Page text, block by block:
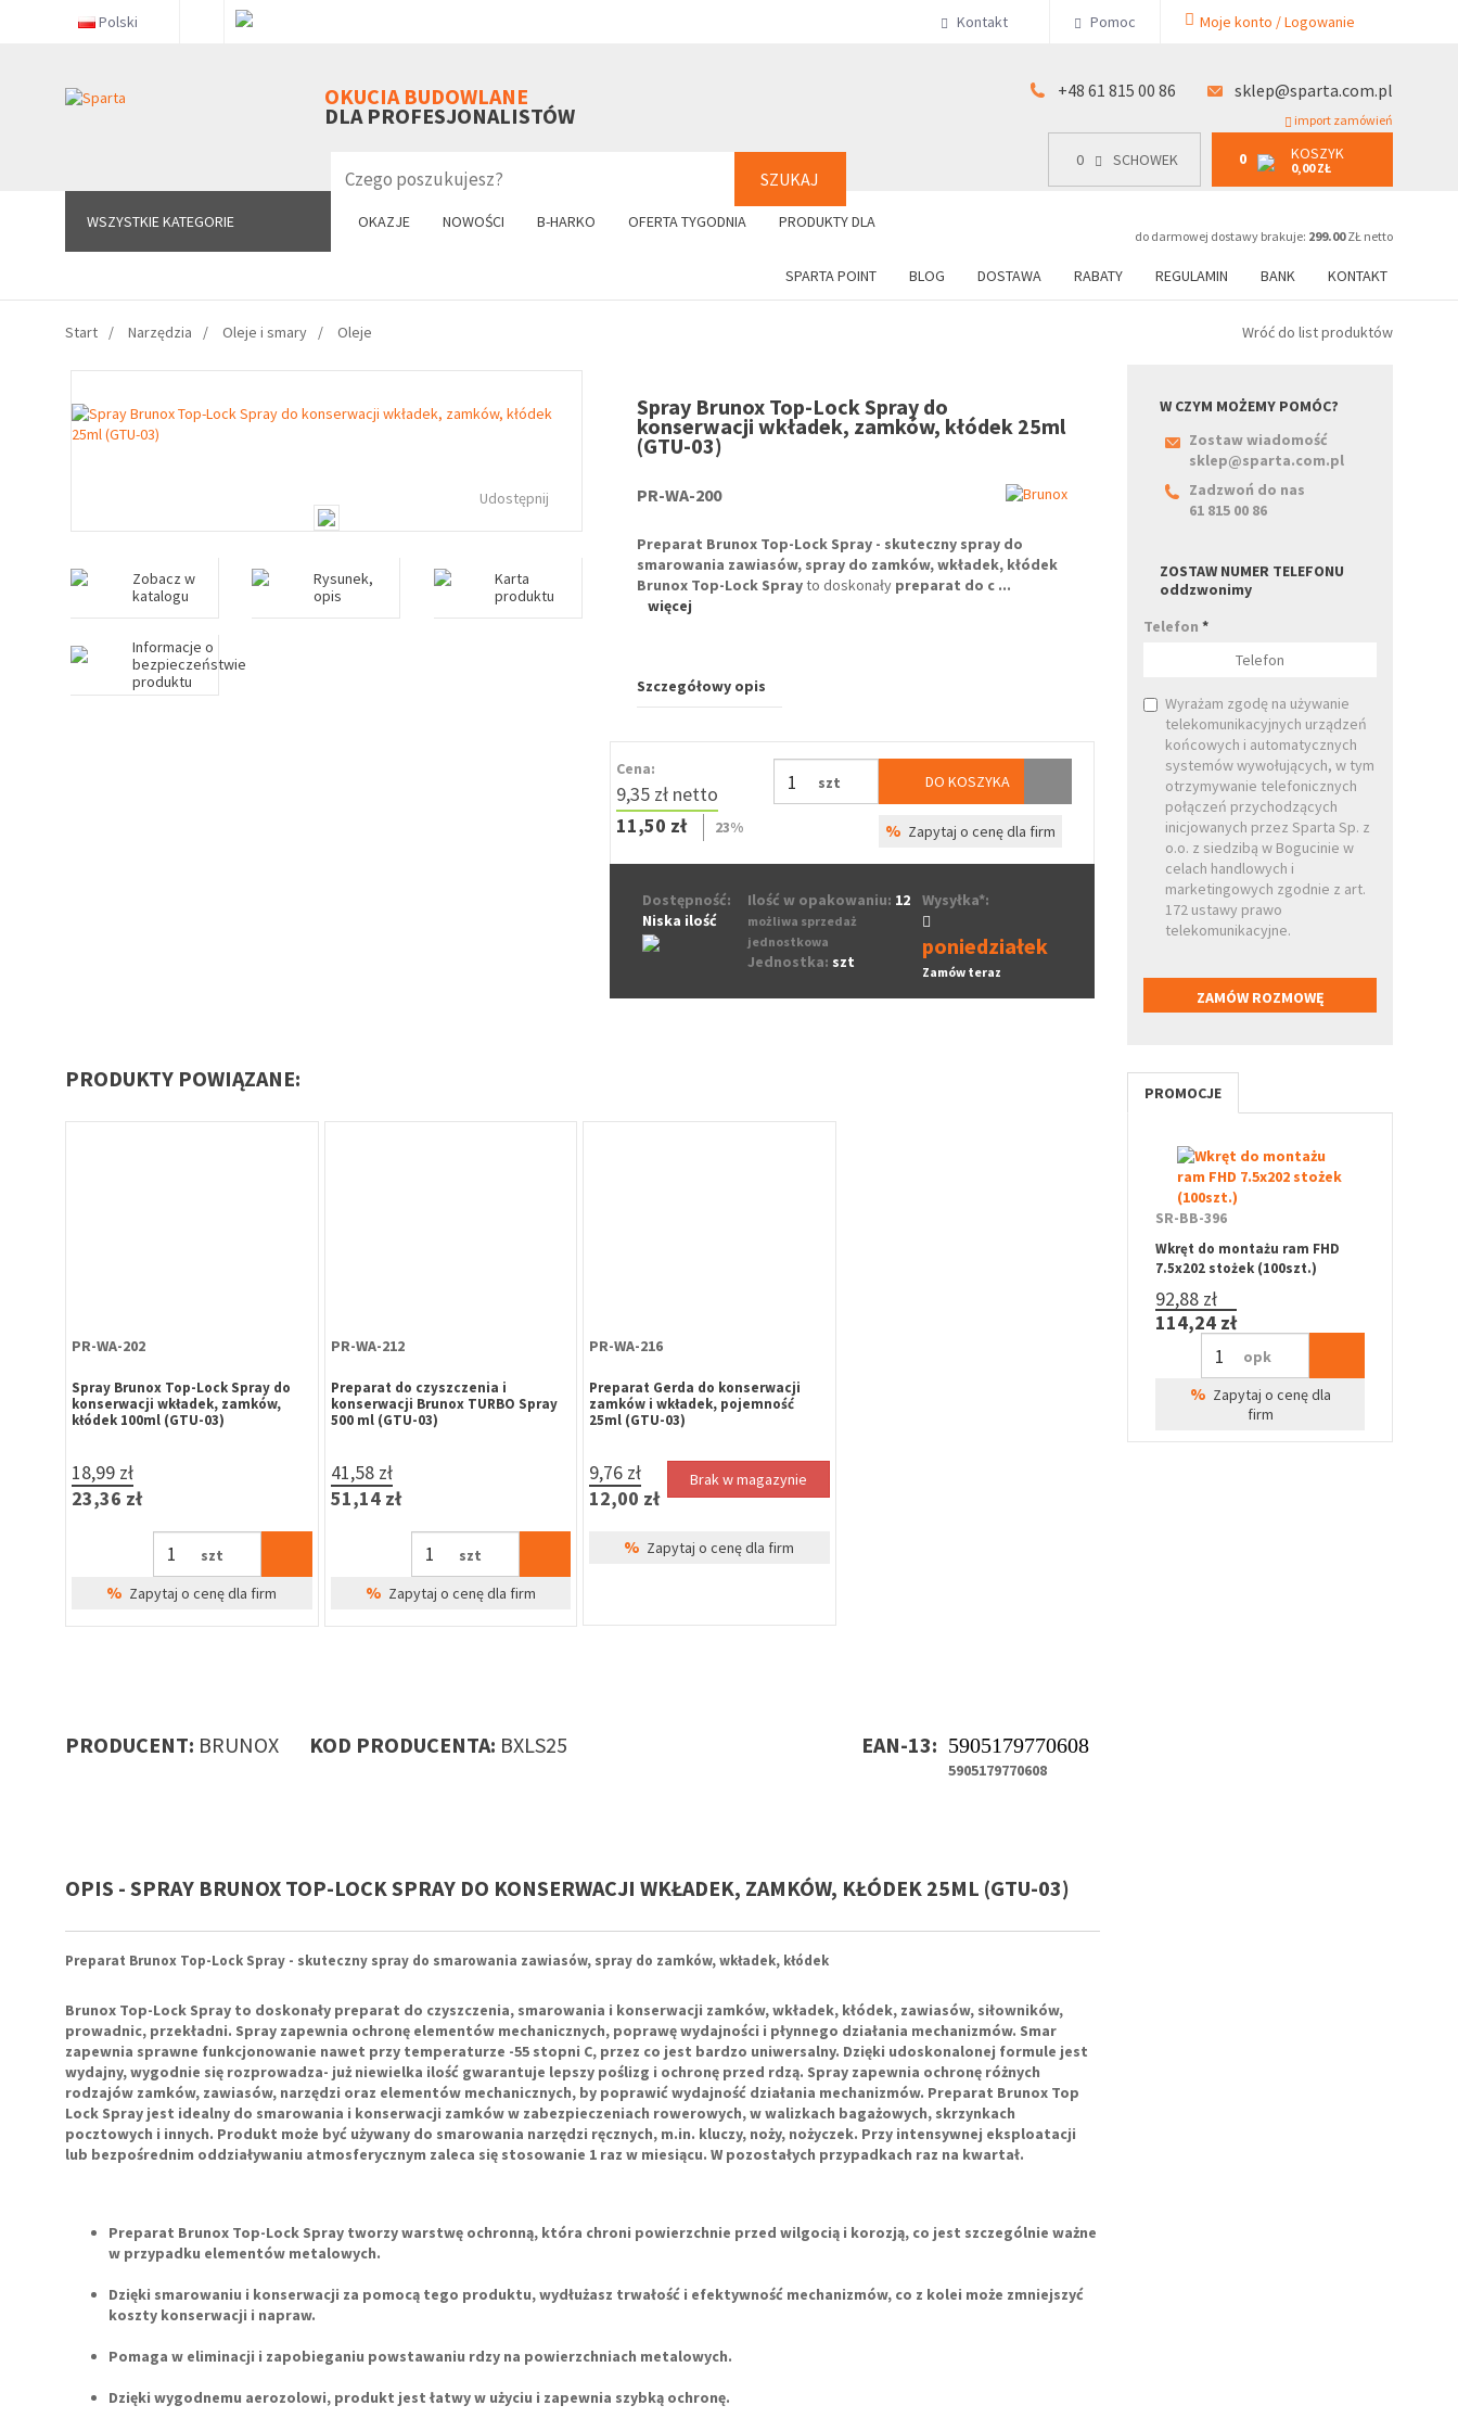
Polski Kontakt Pomoc Moje konto / Logowanie
OKUCIA BUDOWLANE
DLA PROFESJONALISTÓW
SZUKAJ
+48 61 815 00 86 sklep@sparta.com.pl
import zamówień
0 SCHOWEK 0 KOSZYK
0,00 ZŁ
do darmowej dostawy brakuje: 299.00ZŁ netto
WSZYSTKIE KATEGORIE OKAZJE NOWOŚCI B-HARKO OFERTA TYGODNIA PRODUKTY DLA
SPARTA POINT BLOG DOSTAWA RABATY REGULAMIN BANK KONTAKT
WSZYSTKIE KATEGORIE 0 SCHOWEK 0 KOSZYK
0,00 ZŁ
+48 61 815 00 86
Start Narzędzia Oleje i smary Oleje Wróć do list produktów
Udostępnij
Zobacz w
katalogu
Rysunek,
opis
Karta
produktu
Informacje o
bezpieczeństwie
produktu
Spray Brunox Top-Lock Spray do
konserwacji wkładek, zamków, kłódek 25ml
(GTU-03)
PR-WA-200
Preparat Brunox Top-Lock Spray - skuteczny spray do
smarowania zawiasów, spray do zamków, wkładek, kłódek
Brunox Top-Lock Sprayto doskonały preparat do c ...
więcej
Szczegółowy opis
Cena:
9,35 zł netto
11,50 zł
23%
szt DO KOSZYKA
% Zapytaj o cenę dla firm
Dostępność:
Niska ilość
Ilość w opakowaniu: 12
możliwa sprzedaż
jednostkowa
Jednostka: szt
Wysyłka*:
poniedziałek
Zamów teraz
PRODUKTY POWIĄZANE:
PR-WA-202
Spray Brunox Top-Lock Spray do
konserwacji wkładek, zamków,
kłódek 100ml (GTU-03)
18,99 zł
23,36 zł
szt
% Zapytaj o cenę dla firm
PR-WA-212
Preparat do czyszczenia i
konserwacji Brunox TURBO Spray
500 ml (GTU-03)
41,58 zł
51,14 zł
szt
% Zapytaj o cenę dla firm
PR-WA-216
Preparat Gerda do konserwacji
zamków i wkładek, pojemność
25ml (GTU-03)
9,76 zł
12,00 zł
Brak w magazynie
% Zapytaj o cenę dla firm
PRODUCENT: BRUNOX KOD PRODUCENTA: BXLS25 EAN-13: 5905179770608
5905179770608
OPIS - SPRAY BRUNOX TOP-LOCK SPRAY DO KONSERWACJI WKŁADEK, ZAMKÓW, KŁÓDEK 25ML (GTU-03)
Preparat Brunox Top-Lock Spray - skuteczny spray do smarowania zawiasów, spray do zamków, wkładek, kłódek
Brunox Top-Lock Spray to doskonały preparat do czyszczenia, smarowania i konserwacji zamków, wkładek, kłódek, zawiasów, siłowników,
prowadnic, przekładni. Spray zapewnia ochronę elementów mechanicznych, poprawę wydajności i płynnego działania mechanizmów. Smar
zapewnia sprawne funkcjonowanie nawet przy temperaturze -55 stopni C, przez co jest bardzo uniwersalny. Dzięki udoskonalonej formule jest
wydajny, wygodnie się rozprowadza- już niewielka ilość gwarantuje lepszy poślizg i ochronę przed rdzą. Spray zapewnia ochronę różnych
rodzajów zamków, zawiasów, narzędzi oraz elementów mechanicznych, by poprawić wydajność działania mechanizmów. Preparat Brunox Top
Lock Spray jest idealny do smarowania i konserwacji zamków w zabezpieczeniach rowerowych, w walizkach bagażowych, skrzynkach
pocztowych i innych. Produkt może być używany do smarowania narzędzi ręcznych, m.in. kluczy, noży, nożyczek. Przy intensywnej eksploatacji
lub bezpośrednim oddziaływaniu atmosferycznym zaleca się stosowanie 1 raz w miesiącu. W pozostałych przypadkach raz na kwartał.
Preparat Brunox Top-Lock Spray tworzy warstwę ochronną, która chroni powierzchnie przed wilgocią i korozją, co jest szczególnie ważne
w przypadku elementów metalowych.
Dzięki smarowaniu i konserwacji za pomocą tego produktu, wydłużasz trwałość i efektywność mechanizmów, co z kolei może zmniejszyć
koszty konserwacji i napraw.
Pomaga w eliminacji i zapobieganiu powstawaniu rdzy na powierzchniach metalowych.
Dzięki wygodnemu aerozolowi, produkt jest łatwy w użyciu i zapewnia szybką ochronę.
W CZYM MOŻEMY POMÓC?
Zostaw wiadomość
sklep@sparta.com.pl
Zadzwoń do nas
61 815 00 86
ZOSTAW NUMER TELEFONU
oddzwonimy
Telefon*
Wyrażam zgodę na używanie
telekomunikacyjnych urządzeń
końcowych i automatycznych
systemów wywołujących, w tym
otrzymywanie telefonicznych
połączeń przychodzących
inicjowanych przez Sparta Sp. z
o.o. z siedzibą w Bogucinie w
celach handlowych i
marketingowych zgodnie z art.
172 ustawy prawo
telekomunikacyjne.
PROMOCJE
SR-BB-396
Wkręt do montażu ram FHD
7.5x202 stożek (100szt.)
92,88 zł
114,24 zł
opk
% Zapytaj o cenę dla
firm